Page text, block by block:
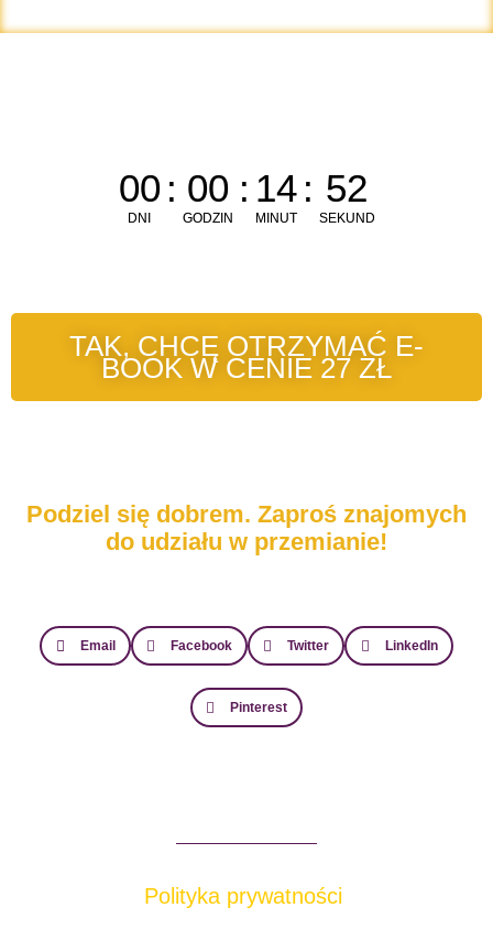
00
DNI
: 00
GODZIN
: 14
MINUT
: 52
SEKUND
TAK, CHCĘ OTRZYMAĆ E-
BOOK W CENIE 27 ZŁ
Podziel się dobrem. Zaproś znajomych
do udziału w przemianie!
Email Facebook Twitter LinkedIn
Pinterest
Polityka prywatności